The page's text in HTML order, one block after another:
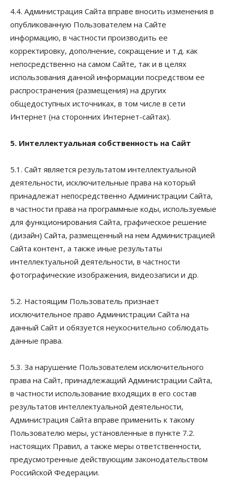
4.4. Администрация Сайта вправе вносить изменения в
опубликованную Пользователем на Сайте
информацию, в частности производить ее
корректировку, дополнение, сокращение и т.д. как
непосредственно на самом Сайте, так и в целях
использования данной информации посредством ее
распространения (размещения) на других
общедоступных источниках, в том числе в сети
Интернет (на сторонних Интернет-сайтах).
5. Интеллектуальная собственность на Сайт
5.1. Сайт является результатом интеллектуальной
деятельности, исключительные права на который
принадлежат непосредственно Администрации Сайта,
в частности права на программные коды, используемые
для функционирования Сайта, графическое решение
(дизайн) Сайта, размещенный на нем Администрацией
Сайта контент, а также иные результаты
интеллектуальной деятельности, в частности
фотографические изображения, видеозаписи и др.
5.2. Настоящим Пользователь признает
исключительное право Администрации Сайта на
данный Сайт и обязуется неукоснительно соблюдать
данные права.
5.3. За нарушение Пользователем исключительного
права на Сайт, принадлежащий Администрации Сайта,
в частности использование входящих в его состав
результатов интеллектуальной деятельности,
Администрация Сайта вправе применить к такому
Пользователю меры, установленные в пункте 7.2.
настоящих Правил, а также меры ответственности,
предусмотренные действующим законодательством
Российской Федерации.